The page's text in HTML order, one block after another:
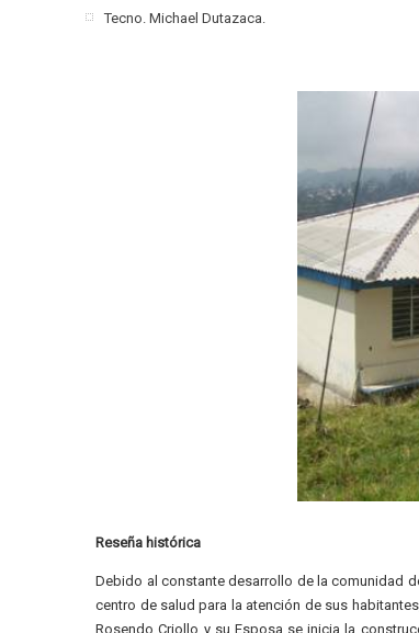
Tecno. Michael Dutazaca.
Reseña histórica
Debido al constante desarrollo de la comunidad
centro de salud para la atención de sus
Rosendo Criollo y su Esposa se inicia la